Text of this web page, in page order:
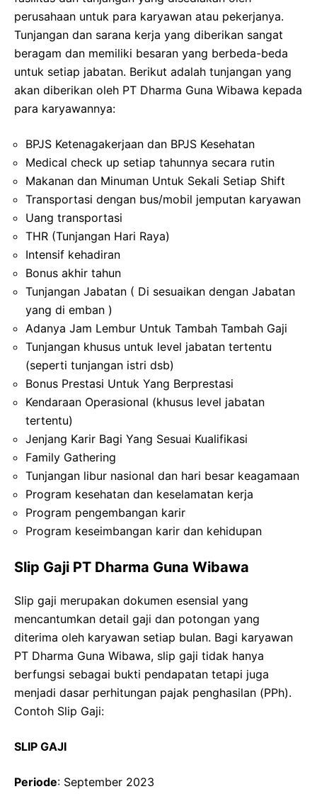
perusahaan untuk para karyawan atau pekerjanya.
Tunjangan dan sarana kerja yang diberikan sangat
beragam dan memiliki besaran yang berbeda-beda
untuk setiap jabatan. Berikut adalah tunjangan yang
akan diberikan oleh PT Dharma Guna Wibawa kepada
para karyawannya:
BPJS Ketenagakerjaan dan BPJS Kesehatan
Medical check up setiap tahunnya secara rutin
Makanan dan Minuman Untuk Sekali Setiap Shift
Transportasi dengan bus/mobil jemputan karyawan
Uang transportasi
THR (Tunjangan Hari Raya)
Intensif kehadiran
Bonus akhir tahun
Tunjangan Jabatan ( Di sesuaikan dengan Jabatan
yang di emban )
Adanya Jam Lembur Untuk Tambah Tambah Gaji
Tunjangan khusus untuk level jabatan tertentu
(seperti tunjangan istri dsb)
Bonus Prestasi Untuk Yang Berprestasi
Kendaraan Operasional (khusus level jabatan
tertentu)
Jenjang Karir Bagi Yang Sesuai Kualifikasi
Family Gathering
Tunjangan libur nasional dan hari besar keagamaan
Program kesehatan dan keselamatan kerja
Program pengembangan karir
Program keseimbangan karir dan kehidupan
Slip Gaji PT Dharma Guna Wibawa
Slip gaji merupakan dokumen esensial yang
mencantumkan detail gaji dan potongan yang
diterima oleh karyawan setiap bulan. Bagi karyawan
PT Dharma Guna Wibawa, slip gaji tidak hanya
berfungsi sebagai bukti pendapatan tetapi juga
menjadi dasar perhitungan pajak penghasilan (PPh).
Contoh Slip Gaji:
SLIP GAJI
Periode: September 2023